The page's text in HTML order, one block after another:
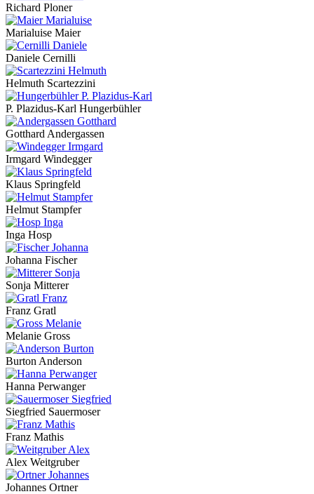
Richard Ploner
Marialuise Maier
Daniele Cernilli
Helmuth Scartezzini
P. Plazidus-Karl Hungerbühler
Gotthard Andergassen
Irmgard Windegger
Klaus Springfeld
Helmut Stampfer
Inga Hosp
Johanna Fischer
Sonja Mitterer
Franz Gratl
Melanie Gross
Burton Anderson
Hanna Perwanger
Siegfried Sauermoser
Franz Mathis
Alex Weitgruber
Johannes Ortner